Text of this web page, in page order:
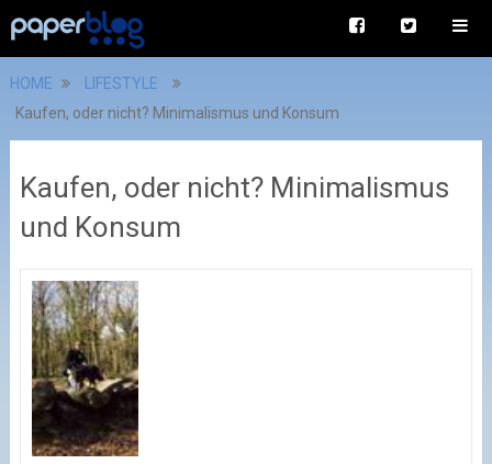
HOME
LIFESTYLE
Kaufen, oder nicht? Minimalismus und Konsum
Kaufen, oder nicht? Minimalismus
und Konsum